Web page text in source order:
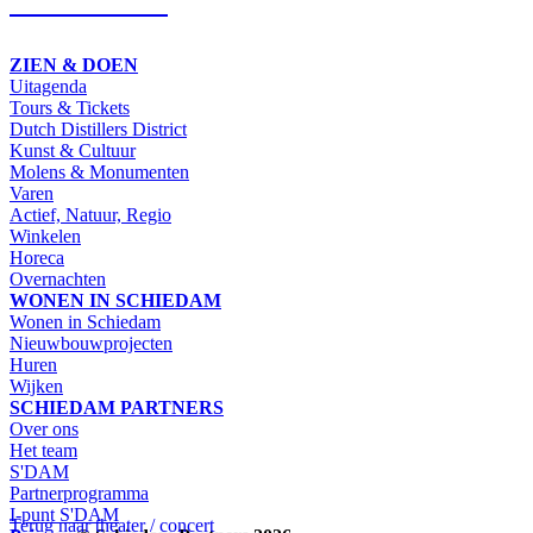
Terug naar theater / concert
ZIEN & DOEN
Uitagenda
Tours & Tickets
Dutch Distillers District
Kunst & Cultuur
Molens & Monumenten
Varen
Actief, Natuur, Regio
Winkelen
Horeca
Overnachten
WONEN IN SCHIEDAM
Wonen in Schiedam
Nieuwbouwprojecten
Huren
Wijken
SCHIEDAM PARTNERS
Over ons
Het team
S'DAM
Partnerprogramma
I-punt S'DAM